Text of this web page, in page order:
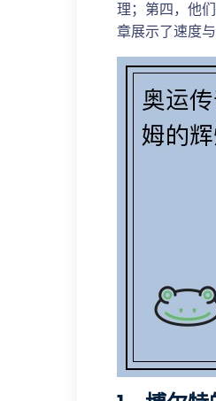
理；第四，他
章展示了速度